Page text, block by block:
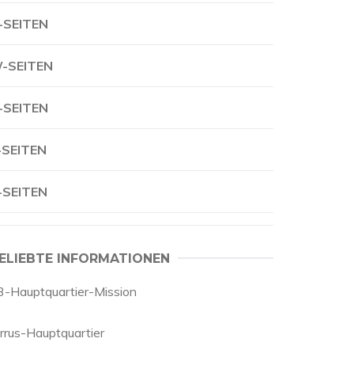
SEITEN
INFORMATIONEN
Hauptquartier-Mission
Hauptquartier